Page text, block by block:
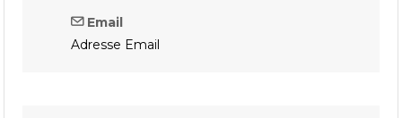
Email
Adresse Email